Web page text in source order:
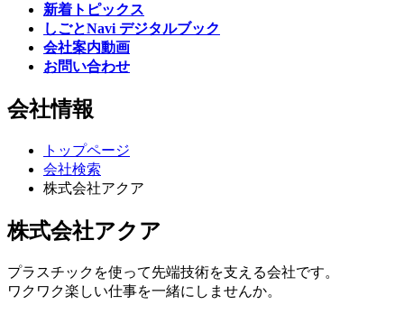
新着トピックス
しごとNavi デジタルブック
会社案内動画
お問い合わせ
会社情報
トップページ
会社検索
株式会社アクア
株式会社アクア
プラスチックを使って先端技術を支える会社です。
ワクワク楽しい仕事を一緒にしませんか。